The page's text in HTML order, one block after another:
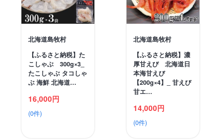
北海道島牧村
【ふるさと納税】た
こしゃぶ 300g×3_
たこしゃぶ タコしゃ
ぶ 海鮮 北海道…
16,000円
(0件)
北海道島牧村
【ふるさと納税】濃
厚甘えび 北海道日
本海甘えび
【200g×4】_ 甘えび
甘エ…
14,000円
(0件)